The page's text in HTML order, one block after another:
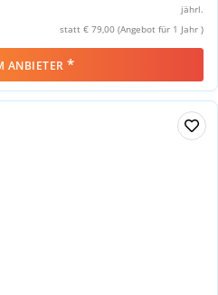
jährl.
statt € 79,00 (Angebot für 1 Jahr )
ANBIETER *